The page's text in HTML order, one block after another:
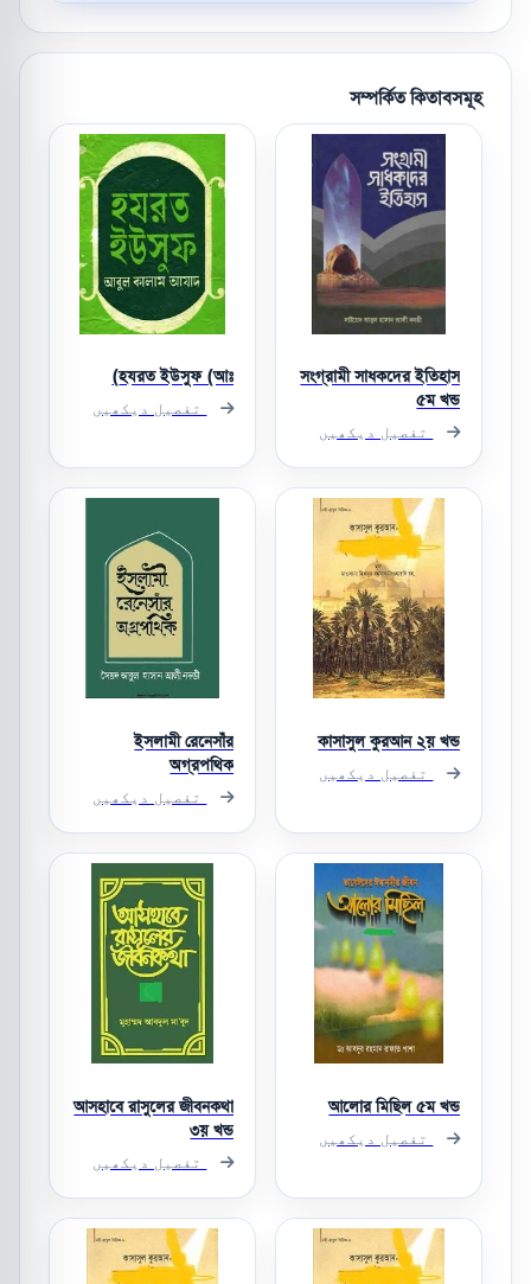
সম্পর্কিত কিতাবসমূহ
সংগ্রামী সাধকদের ইতিহাস
৫ম খন্ড
تفصیل دیکھیں
হযরত ইউসুফ (আঃ)
تفصیل دیکھیں
কাসাসুল কুরআন ২য় খন্ড
تفصیل دیکھیں
ইসলামী রেনেসাঁর
অগ্রপথিক
تفصیل دیکھیں
আলোর মিছিল ৫ম খন্ড
تفصیل دیکھیں
আসহাবে রাসুলের জীবনকথা
৩য় খন্ড
تفصیل دیکھیں